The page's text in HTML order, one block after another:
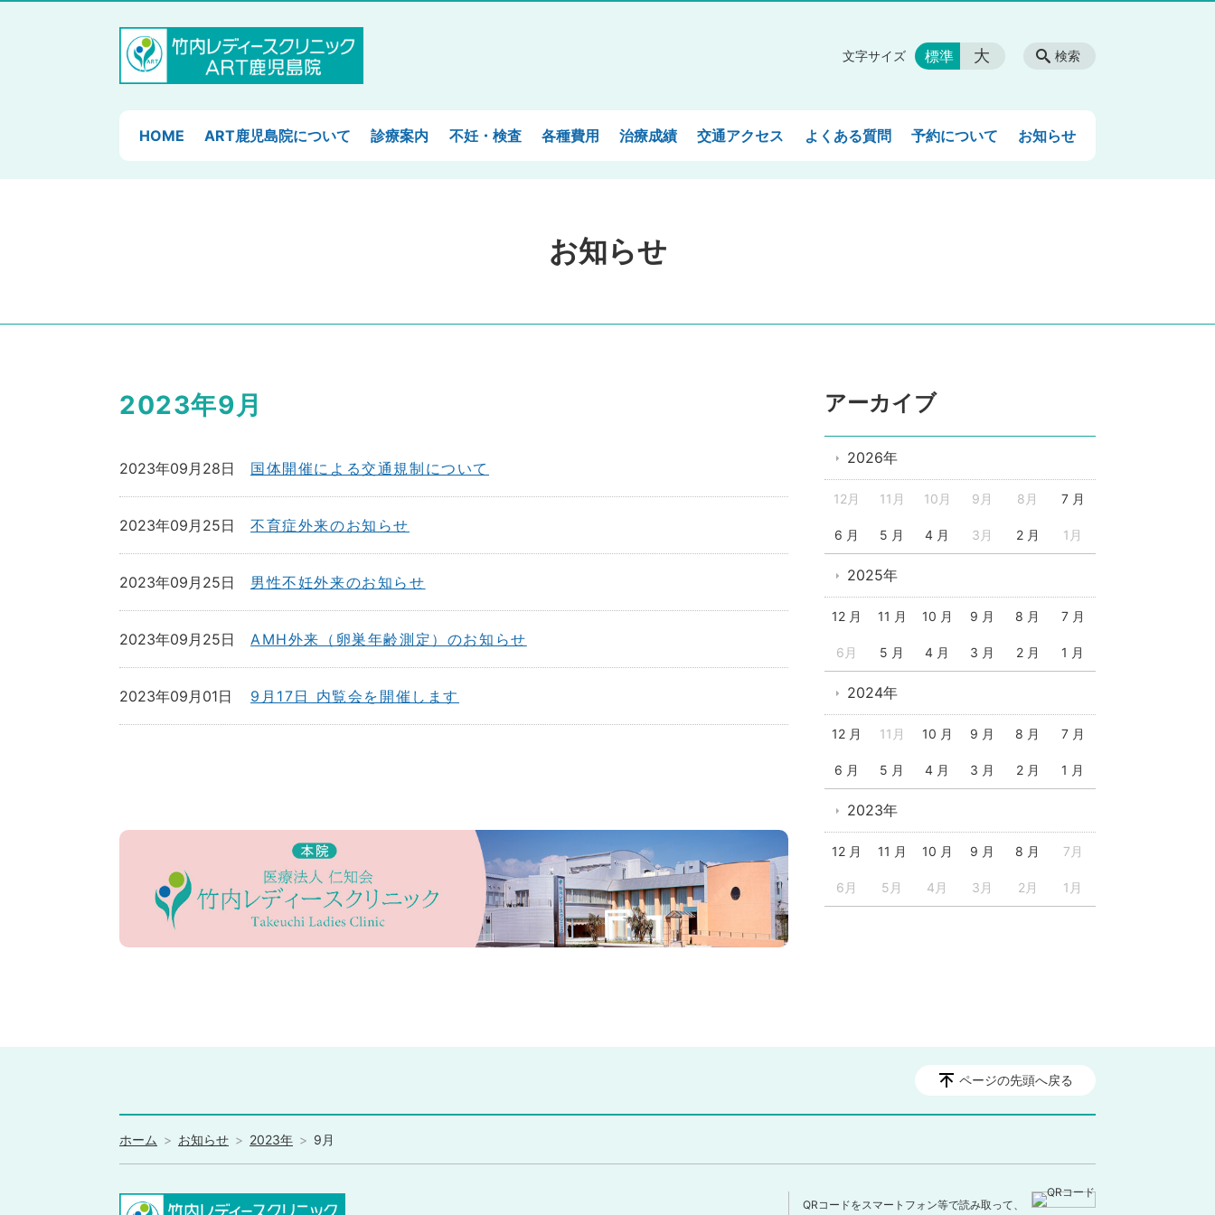
HOME ART鹿児島院について 診療案内 不妊・検査 各種費用 治療成績 交通アクセス よくある質問 予約について お知らせ
検索
文字サイズ 標準 大
お知らせ
2023年9月
国体開催による交通規制について
2023年09月28日
不育症外来のお知らせ
2023年09月25日
男性不妊外来のお知らせ
2023年09月25日
AMH外来（卵巣年齢測定）のお知らせ
2023年09月25日
9月17日 内覧会を開催します
2023年09月01日
アーカイブ
2026年
12月 11月 10月 9月 8月 7 月
6 月 5 月 4 月 3月 2 月 1月
2025年
12 月 11 月 10 月 9 月 8 月 7 月
6月 5 月 4 月 3 月 2 月 1 月
2024年
12 月 11月 10 月 9 月 8 月 7 月
6 月 5 月 4 月 3 月 2 月 1 月
2023年
12 月 11 月 10 月 9 月 8 月 7月
6月 5月 4月 3月 2月 1月
ページの先頭へ戻る
ホーム お知らせ 2023年 9月
QRコードをスマートフォン等で読み取って、